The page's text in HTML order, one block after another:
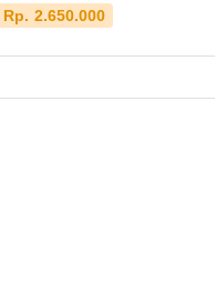
Rp. 2.650.000